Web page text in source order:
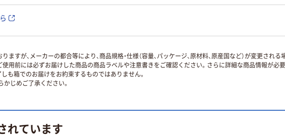
すが、メーカーの都合等により、商品規格・仕様（容量、パッケージ、原材料、原産国など）が変更され
用前には必ずお届けした商品の商品ラベルや注意書きをご確認ください。さらに詳細な商品情報が必
しも箱でのお届けをお約束するものではありません。
じめご了承ください。
れています